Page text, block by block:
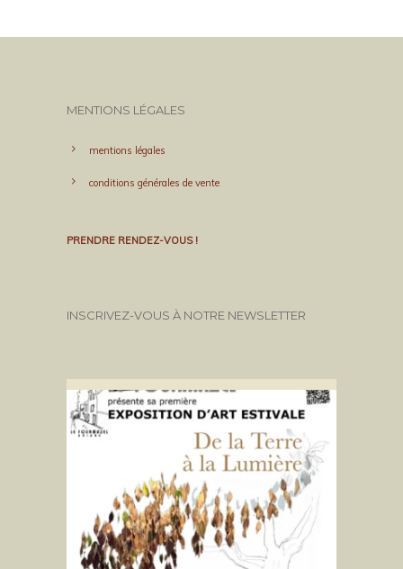
MENTIONS LÉGALES
mentions légales
conditions générales de vente
PRENDRE RENDEZ-VOUS !
INSCRIVEZ-VOUS À NOTRE NEWSLETTER